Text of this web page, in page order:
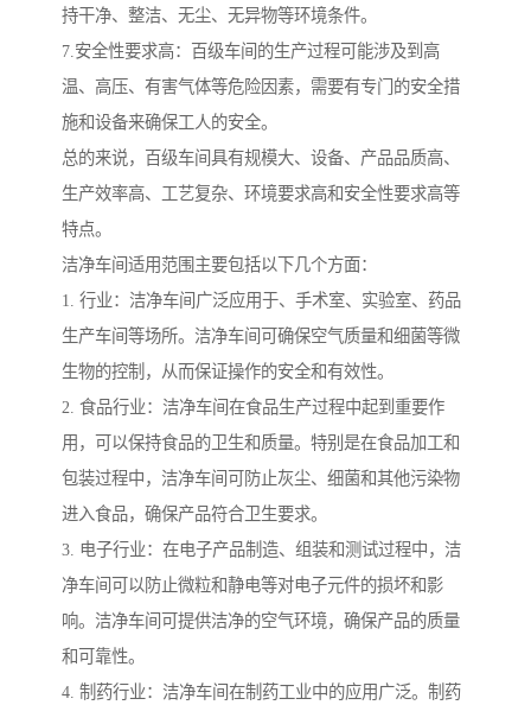
持干净、整洁、无尘、无异物等环境条件。
7.安全性要求高：百级车间的生产过程可能涉及到高
温、高压、有害气体等危险因素，需要有专门的安全措
施和设备来确保工人的安全。
总的来说，百级车间具有规模大、设备、产品品质高、
生产效率高、工艺复杂、环境要求高和安全性要求高等
特点。
洁净车间适用范围主要包括以下几个方面：
1. 行业：洁净车间广泛应用于、手术室、实验室、药品
生产车间等场所。洁净车间可确保空气质量和细菌等微
生物的控制，从而保证操作的安全和有效性。
2. 食品行业：洁净车间在食品生产过程中起到重要作
用，可以保持食品的卫生和质量。特别是在食品加工和
包装过程中，洁净车间可防止灰尘、细菌和其他污染物
进入食品，确保产品符合卫生要求。
3. 电子行业：在电子产品制造、组装和测试过程中，洁
净车间可以防止微粒和静电等对电子元件的损坏和影
响。洁净车间可提供洁净的空气环境，确保产品的质量
和可靠性。
4. 制药行业：洁净车间在制药工业中的应用广泛。制药